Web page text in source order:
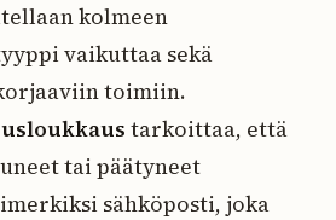
kolmeen
vaikuttaa sekä
toimiin.
tarkoittaa, että
tai päätyneet
sähköposti, joka